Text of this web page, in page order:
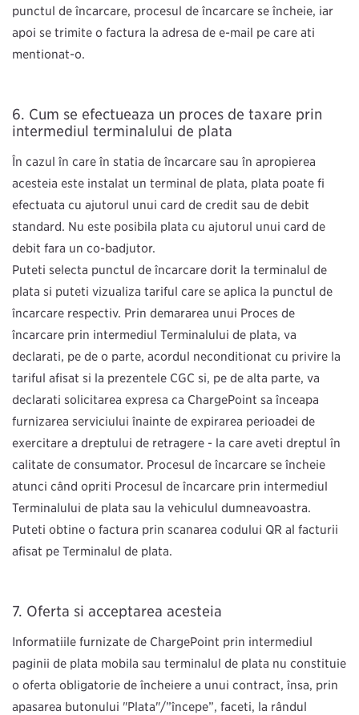
punctul de încărcare, procesul de încărcare se încheie, iar
apoi se trimite o factură la adresa de e-mail pe care ați
menţionat-o.
Cum se efectuează un proces de taxare prin
intermediul terminalului de plată
În cazul în care în stația de încărcare sau în apropierea
acesteia este instalat un terminal de plată, plata poate fi
efectuată cu ajutorul unui card de credit sau de debit
standard. Nu este posibilă plata cu ajutorul unui card de
debit fără un co-badjutor.
Puteți selecta punctul de încărcare dorit la terminalul de
plată și puteți vizualiza tariful care se aplică la punctul de
încărcare respectiv. Prin demararea unui Proces de
încărcare prin intermediul Terminalului de plată, vă
declarați, pe de o parte, acordul necondiționat cu privire la
tariful afișat și la prezentele CGC și, pe de altă parte, vă
declarați solicitarea expresă ca ChargePoint să înceapă
furnizarea serviciului înainte de expirarea perioadei de
exercitare a dreptului de retragere - la care aveți dreptul în
calitate de consumator. Procesul de încărcare se încheie
atunci când opriți Procesul de încărcare prin intermediul
Terminalului de plată sau la vehiculul dumneavoastră.
Puteți obține o factură prin scanarea codului QR al facturii
afișat pe Terminalul de plată.
Oferta şi acceptarea acesteia
Informațiile furnizate de ChargePoint prin intermediul
paginii de plată mobilă sau terminalul de plată nu constituie
o ofertă obligatorie de încheiere a unui contract, însă, prin
apăsarea butonului "Plată"/”începe”, faceți, la rândul